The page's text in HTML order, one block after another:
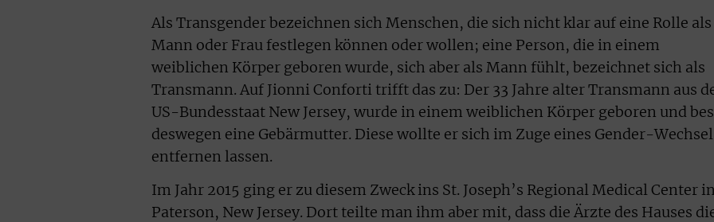
Als Transgender bezeichnen sich Menschen, die sich nicht klar auf eine Rolle als
Mann oder Frau festlegen können oder wollen; eine Person, die in einem
weiblichen Körper geboren wurde, sich aber als Mann fühlt, bezeichnet sich als
Transmann. Auf Jionni Conforti trifft das zu: Der 33 Jahre alter Transmann aus
US-Bundesstaat New Jersey, wurde in einem weiblichen Körper geboren und
deswegen eine Gebärmutter. Diese wollte er sich im Zuge eines Gender-
entfernen lassen.
Im Jahr 2015 ging er zu diesem Zweck ins St. Joseph’s Regional Medical Center
Paterson, New Jersey. Dort teilte man ihm aber mit, dass die Ärzte des Hauses